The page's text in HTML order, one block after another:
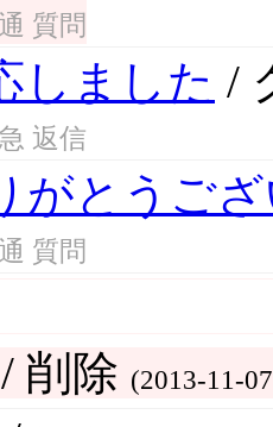
質問
しました /
返信
がとうご
質問
/ 削除 (2013-11-